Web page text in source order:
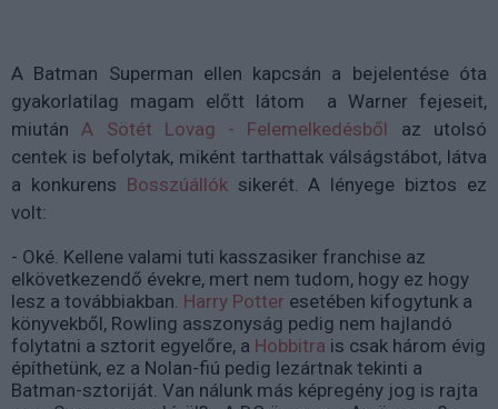
A Batman Superman ellen kapcsán a bejelentése óta
gyakorlatilag magam előtt látom a Warner fejeseit,
miutánA Sötét Lovag - Felemelkedésből az utolsó
centek is befolytak, miként tarthattak válságstábot, látva
a konkurens Bosszúállóksikerét. A lényege biztos ez
volt:
- Oké. Kellene valami tuti kasszasiker franchise az
elkövetkezendő évekre, mert nem tudom, hogy ez hogy
lesz a továbbiakban. Harry Potter esetében kifogytunk a
könyvekből, Rowling asszonyság pedig nem hajlandó
folytatni a sztorit egyelőre, a Hobbitra is csak három évig
építhetünk, ez a Nolan-fiú pedig lezártnak tekinti a
Batman-sztoriját. Van nálunk más képregény jog is rajta